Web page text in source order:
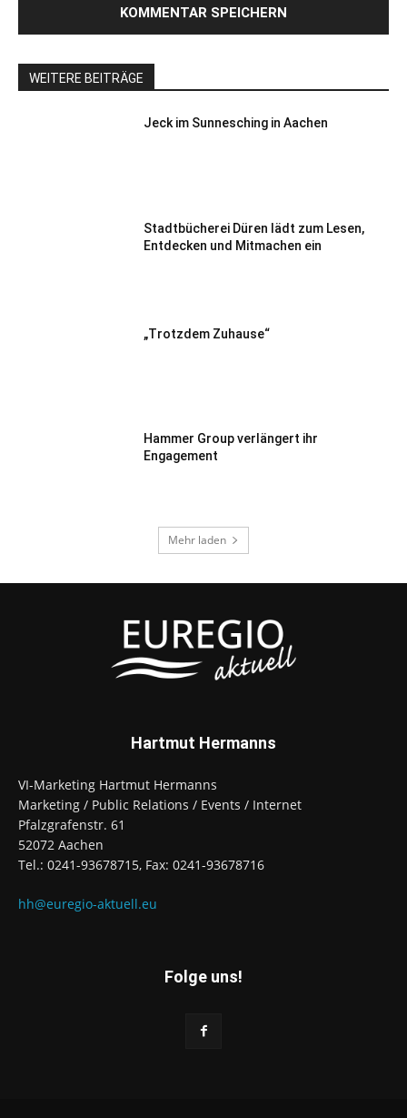
WEITERE BEITRÄGE
Jeck im Sunnesching in Aachen
Stadtbücherei Düren lädt zum Lesen,
Entdecken und Mitmachen ein
„Trotzdem Zuhause“
Hammer Group verlängert ihr
Engagement
Mehr laden
Hartmut Hermanns
VI-Marketing Hartmut Hermanns
Marketing / Public Relations / Events / Internet
Pfalzgrafenstr. 61
52072 Aachen
Tel.: 0241-93678715, Fax: 0241-93678716
hh@euregio-aktuell.eu
Folge uns!